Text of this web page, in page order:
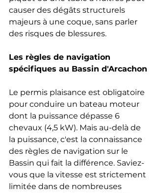
causer des dégâts structurels
majeurs à une coque, sans parler
des risques de blessures.
Les règles de navigation
spécifiques au Bassin d'Arcachon
Le permis plaisance est obligatoire
pour conduire un bateau moteur
dont la puissance dépasse 6
chevaux (4,5 kW). Mais au-delà de
la puissance, c'est la connaissance
des règles de navigation sur le
Bassin qui fait la différence. Saviez-
vous que la vitesse est strictement
limitée dans de nombreuses